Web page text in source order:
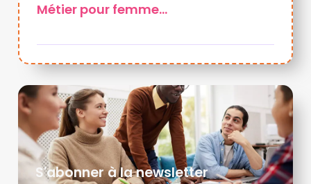
Métier pour femme…
S'abonner à la newsletter